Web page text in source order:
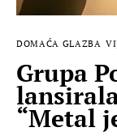
DOMAĆA GLAZBA
Grupa
“Metal